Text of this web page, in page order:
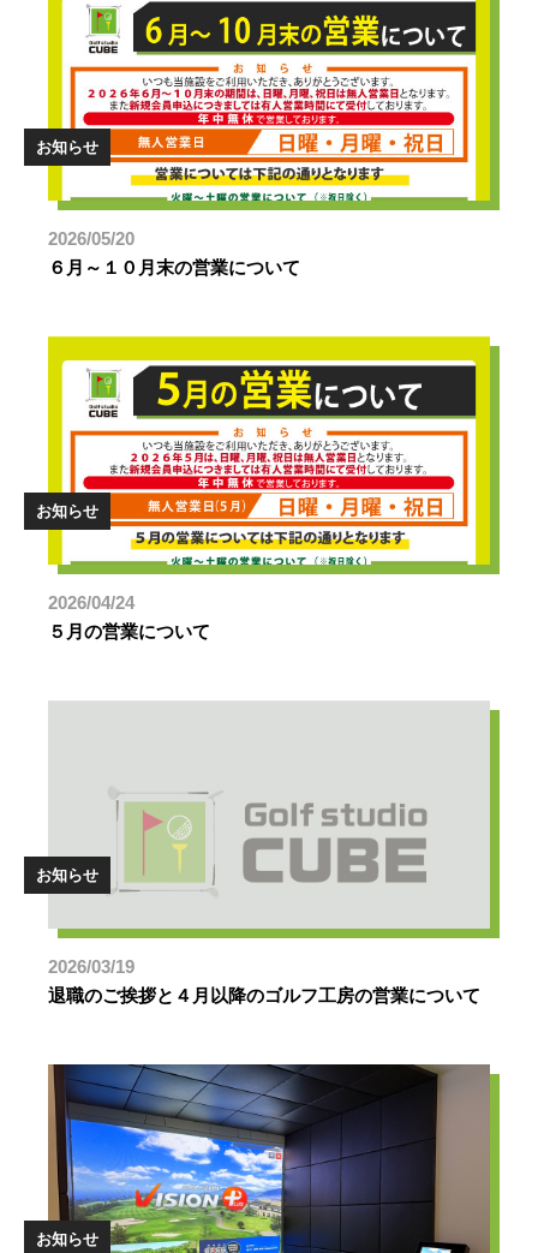
お知らせ
2026/05/20
６月～１０月末の営業について
お知らせ
2026/04/24
５月の営業について
お知らせ
2026/03/19
退職のご挨拶と４月以降のゴルフ工房の営業について
お知らせ